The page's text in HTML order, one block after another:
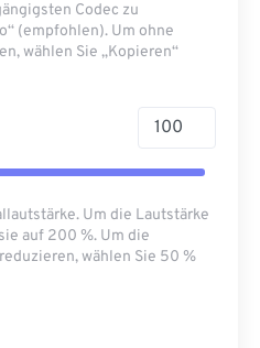
Codec zu
(empfohlen). Um ohne
wählen Sie „Kopieren“
Um die Lautstärke
auf 200 %. Um die
wählen Sie 50 %